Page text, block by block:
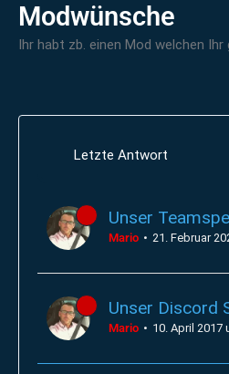
Modwünsche
Ihr habt zb. einen Mod welchen
Letzte Antwort
Unser
Mario 21. Februar
Unser Discord
Mario 10. April 2017